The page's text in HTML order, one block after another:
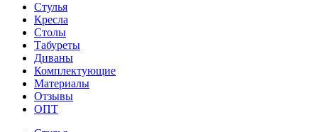
Стулья
Кресла
Столы
Табуреты
Диваны
Комплектующие
Материалы
Отзывы
ОПТ